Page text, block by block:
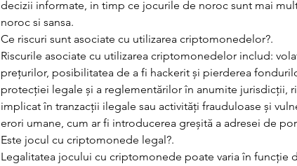
decizii informate, in timp ce jocurile de noroc sunt mai
noroc si sansa.
Ce riscuri sunt asociate cu utilizarea criptomonedelor?.
Riscurile asociate cu utilizarea criptomonedelor includ:
prețurilor, posibilitatea de a fi hackerit și pierderea
protecției legale și a reglementărilor în anumite jurisdicții,
implicat în tranzacții ilegale sau activități frauduloase și
erori umane, cum ar fi introducerea greșită a adresei de
Este jocul cu criptomonede legal?.
Legalitatea jocului cu criptomonede poate varia în funcție